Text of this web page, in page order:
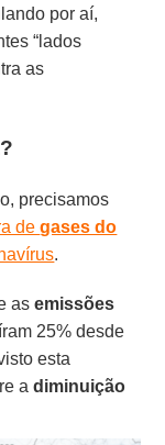
por aí,
“lados
as
precisamos
degases do
.
asemissões
25% desde
esta
adiminuição